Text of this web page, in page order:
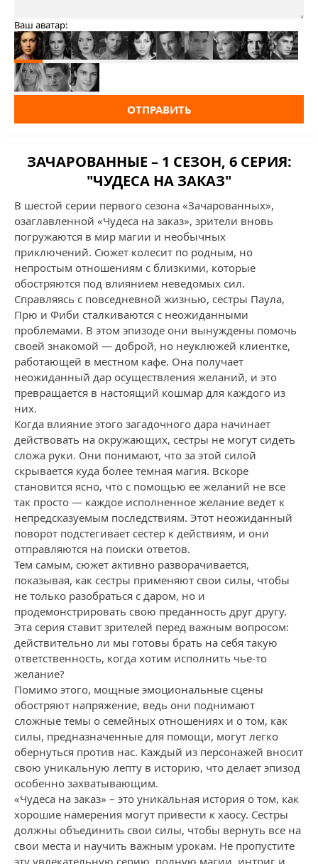
Ваш аватар:
ОТПРАВИТЬ
ЗАЧАРОВАННЫЕ – 1 СЕЗОН, 6 СЕРИЯ:
"ЧУДЕСА НА ЗАКАЗ"
В шестой серии первого сезона «Зачарованных»,
озаглавленной «Чудеса на заказ», зрители вновь
погружаются в мир магии и необычных
приключений. Сюжет колесит по родным, но
непростым отношениям с близкими, которые
обостряются под влиянием неведомых сил.
Справляясь с повседневной жизнью, сестры Паула,
Прю и Фиби сталкиваются с неожиданными
проблемами. В этом эпизоде они вынуждены помочь
своей знакомой — доброй, но неуклюжей клиентке,
работающей в местном кафе. Она получает
неожиданный дар осуществления желаний, и это
превращается в настоящий кошмар для каждого из
них.
Когда влияние этого загадочного дара начинает
действовать на окружающих, сестры не могут сидеть
сложа руки. Они понимают, что за этой силой
скрывается куда более темная магия. Вскоре
становится ясно, что с помощью ее желаний не все
так просто — каждое исполненное желание ведет к
непредсказуемым последствиям. Этот неожиданный
поворот подстегивает сестер к действиям, и они
отправляются на поиски ответов.
Тем самым, сюжет активно разворачивается,
показывая, как сестры применяют свои силы, чтобы
не только разобраться с даром, но и
продемонстрировать свою преданность друг другу.
Эта серия ставит зрителей перед важным вопросом:
действительно ли мы готовы брать на себя такую
ответственность, когда хотим исполнить чье-то
желание?
Помимо этого, мощные эмоциональные сцены
обостряют напряжение, ведь они поднимают
сложные темы о семейных отношениях и о том, как
силы, предназначенные для помощи, могут легко
обернуться против нас. Каждый из персонажей вносит
свою уникальную лепту в историю, что делает эпизод
особенно захватывающим.
«Чудеса на заказ» – это уникальная история о том, как
хорошие намерения могут привести к хаосу. Сестры
должны объединить свои силы, чтобы вернуть все на
свои места и научить важным урокам. Не пропустите
эту увлекательную серию, полную магии, интриг и